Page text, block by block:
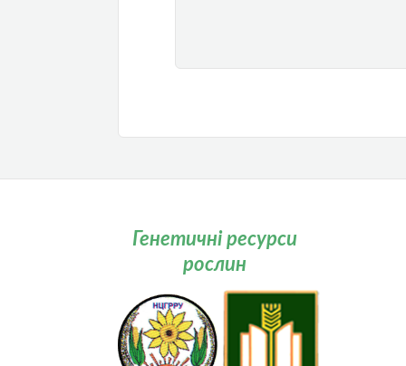
Генетичні ресурси
рослин